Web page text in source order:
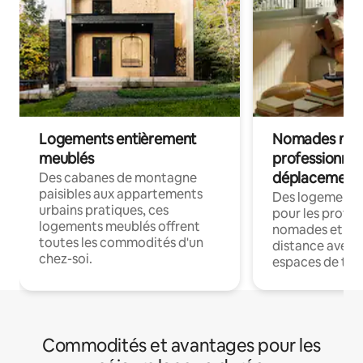
Logements entièrement
meublés
Des cabanes de montagne
paisibles aux appartements
urbains pratiques, ces
logements meublés offrent
toutes les commodités d'un
chez-soi.
Nomades
déplacement
Des
pour les
nomades et
distance avec
espaces de
Commodités et avantages pour les